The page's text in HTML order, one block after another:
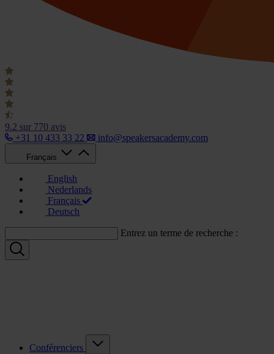
9.2 sur 770 avis
+31 10 433 33 22
info@speakersacademy.com
Français
English
Nederlands
Français
Deutsch
Entrez un terme de recherche :
Conférenciers